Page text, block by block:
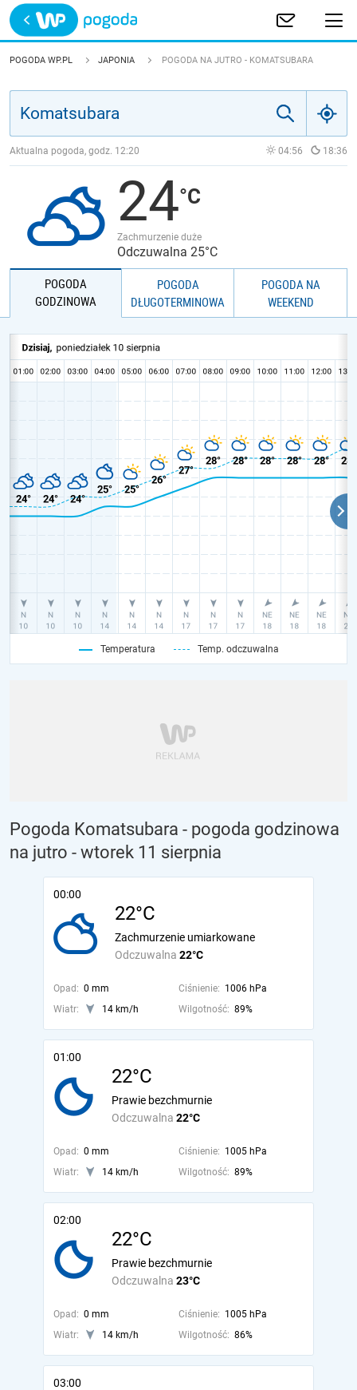
Trwa ładowanie
POLSKA
POGODA WP.PL JAPONIA POGODA NA JUTRO - KOMATSUBARA
Aktualna pogoda, godz. 12:20 04:56 18:36
24
Zachmurzenie duże
Odczuwalna 25°C
POGODA
GODZINOWA
POGODA
DŁUGOTERMINOWA
POGODA NA
WEEKEND
Temperatura Temp. odczuwalna
Pogoda Komatsubara - pogoda godzinowa
na jutro - wtorek 11 sierpnia
00:00
22°C
Odczuwalna 22°C
Zachmurzenie umiarkowane
Opad: 0 mm Ciśnienie: 1006 hPa
Wiatr:
14 km/h Wilgotność: 89%
01:00
22°C
Odczuwalna 22°C
Prawie bezchmurnie
Opad: 0 mm Ciśnienie: 1005 hPa
Wiatr:
14 km/h Wilgotność: 89%
02:00
22°C
Odczuwalna 23°C
Prawie bezchmurnie
Opad: 0 mm Ciśnienie: 1005 hPa
Wiatr:
14 km/h Wilgotność: 86%
03:00